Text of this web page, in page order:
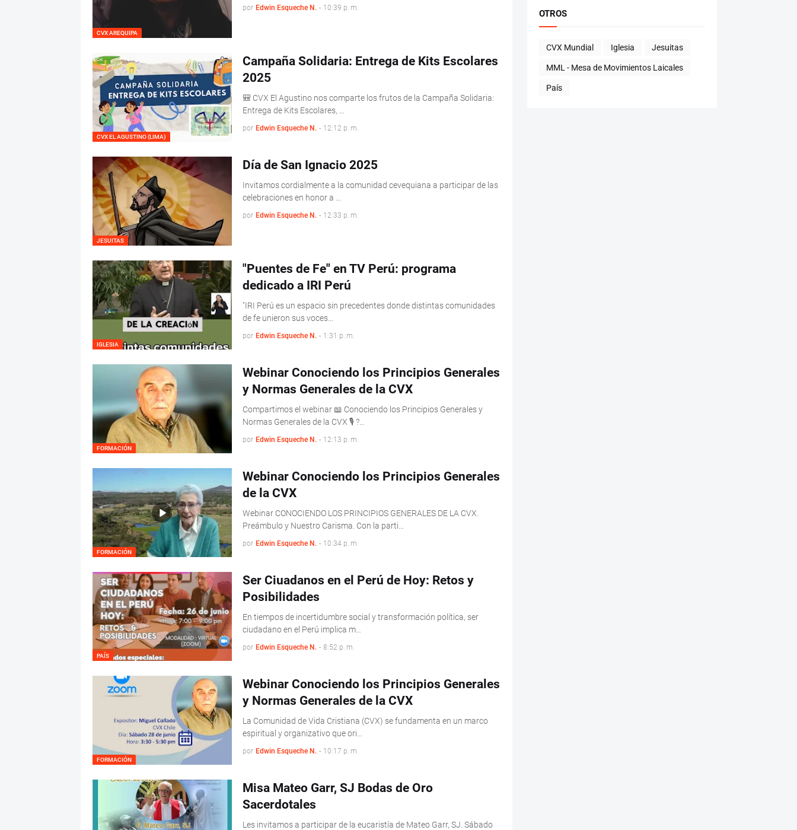
CVX AREQUIPA
por Edwin Esqueche N. - 10:39 p. m.
CVX EL AGUSTINO (LIMA)
Campaña Solidaria: Entrega de Kits Escolares
2025
🎒 CVX El Agustino nos comparte los frutos de la Campaña Solidaria:
Entrega de Kits Escolares, …
por Edwin Esqueche N. - 12:12 p. m.
JESUITAS
Día de San Ignacio 2025
Invitamos cordialmente a la comunidad cevequiana a participar de las
celebraciones en honor a …
por Edwin Esqueche N. - 12:33 p. m.
IGLESIA
"Puentes de Fe" en TV Perú: programa
dedicado a IRI Perú
"IRI Perú es un espacio sin precedentes donde distintas comunidades
de fe unieron sus voces…
por Edwin Esqueche N. - 1:31 p. m.
FORMACIÓN
Webinar Conociendo los Principios Generales
y Normas Generales de la CVX
Compartimos el webinar 📖 Conociendo los Principios Generales y
Normas Generales de la CVX 🎙️ ?…
por Edwin Esqueche N. - 12:13 p. m.
FORMACIÓN
Webinar Conociendo los Principios Generales
de la CVX
Webinar CONOCIENDO LOS PRINCIPIOS GENERALES DE LA CVX.
Preámbulo y Nuestro Carisma. Con la parti…
por Edwin Esqueche N. - 10:34 p. m.
PAÍS
Ser Ciuadanos en el Perú de Hoy: Retos y
Posibilidades
En tiempos de incertidumbre social y transformación política, ser
ciudadano en el Perú implica m…
por Edwin Esqueche N. - 8:52 p. m.
FORMACIÓN
Webinar Conociendo los Principios Generales
y Normas Generales de la CVX
La Comunidad de Vida Cristiana (CVX) se fundamenta en un marco
espiritual y organizativo que ori…
por Edwin Esqueche N. - 10:17 p. m.
Misa Mateo Garr, SJ Bodas de Oro
Sacerdotales
Les invitamos a participar de la eucaristía de Mateo Garr, SJ. Sábado
OTROS
CVX Mundial Iglesia Jesuitas
MML - Mesa de Movimientos Laicales
País